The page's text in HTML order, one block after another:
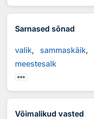
Sarnased sõnad
valik sammaskäik
meestesalk
Võimalikud vasted